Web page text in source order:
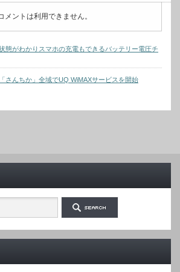
メントは利用できません。
態がわかりスマホの充電もできるバッテリー電圧チ
さんちか」全域でUQ WiMAXサービスを開始